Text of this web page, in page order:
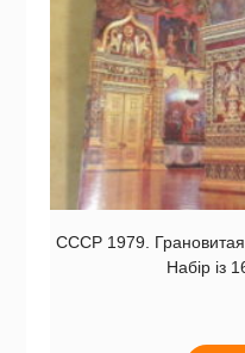
СССР 1979.
Набір із